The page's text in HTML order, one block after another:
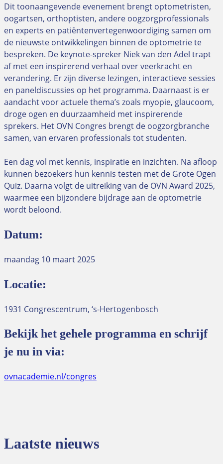
Dit toonaangevende evenement brengt optometristen,
oogartsen, orthoptisten, andere oogzorgprofessionals
en experts en patiëntenvertegenwoordiging samen om
de nieuwste ontwikkelingen binnen de optometrie te
bespreken. De keynote-spreker Niek van den Adel trapt
af met een inspirerend verhaal over veerkracht en
verandering. Er zijn diverse lezingen, interactieve sessies
en paneldiscussies op het programma. Daarnaast is er
aandacht voor actuele thema’s zoals myopie, glaucoom,
droge ogen en duurzaamheid met inspirerende
sprekers. Het OVN Congres brengt de oogzorgbranche
samen, van ervaren professionals tot studenten.
Een dag vol met kennis, inspiratie en inzichten. Na afloop
kunnen bezoekers hun kennis testen met de Grote Ogen
Quiz. Daarna volgt de uitreiking van de OVN Award 2025,
waarmee een bijzondere bijdrage aan de optometrie
wordt beloond.
Datum:
maandag 10 maart 2025
Locatie:
1931 Congrescentrum, ‘s-Hertogenbosch
Bekijk het gehele programma en schrijf
je nu in via:
ovnacademie.nl/congres
Laatste nieuws